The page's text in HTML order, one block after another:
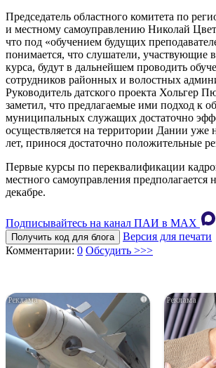
Председатель областного комитета по
и местному самоуправлению Николай
что под «обучением будущих
понимается, что слушатели, участвующие
курса, будут в дальнейшем проводить
сотрудников районных и волостных
Руководитель датского проекта Хольгер
заметил, что предлагаемые ими подход к
муниципальных служащих достаточно
осуществляется на территории Дании уже
лет, принося достаточно положительные
Первые курсы по переквалификации
местного самоуправления предполагается
декабре.
Подписывайтесь на канал ПАИ в MAХ
Получить код для блога
Версия для печати
Комментарии: 0 Обсудить >>>
i